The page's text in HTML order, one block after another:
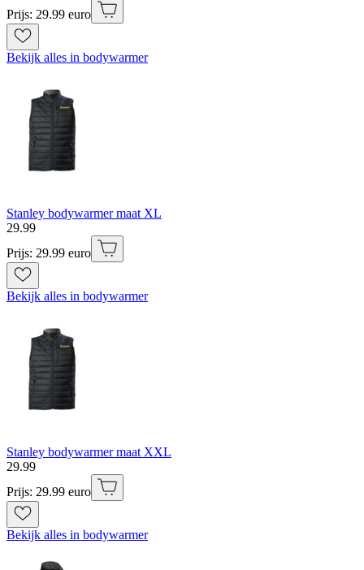
Prijs: 29.99 euro
Bekijk alles in bodywarmer
Stanley bodywarmer maat XL
29.99
Prijs: 29.99 euro
Bekijk alles in bodywarmer
Stanley bodywarmer maat XXL
29.99
Prijs: 29.99 euro
Bekijk alles in bodywarmer